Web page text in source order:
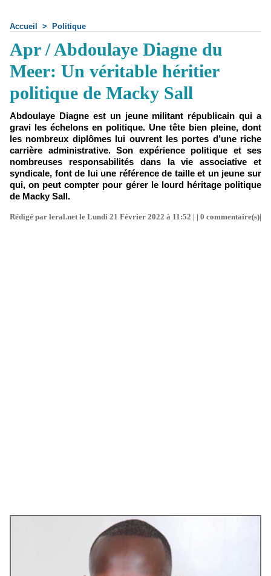
Accueil > Politique
Apr / Abdoulaye Diagne du
Meer: Un véritable héritier
politique de Macky Sall
Abdoulaye Diagne est un jeune militant républicain qui a
gravi les échelons en politique. Une tête bien pleine, dont
les nombreux diplômes lui ouvrent les portes d’une riche
carrière administrative. Son expérience politique et ses
nombreuses responsabilités dans la vie associative et
syndicale, font de lui une référence de taille et un jeune sur
qui, on peut compter pour gérer le lourd héritage politique
de Macky Sall.
Rédigé par leral.net le Lundi 21 Février 2022 à 11:52 | | 0 commentaire(s)|